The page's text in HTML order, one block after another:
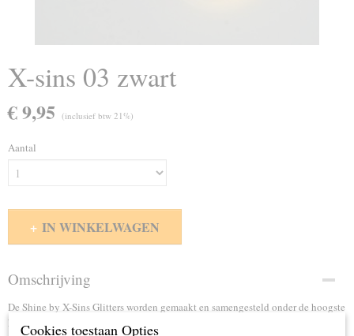
X-sins 03 zwart
€ 9,95 (inclusief btw 21%)
Aantal
IN WINKELWAGEN
Omschrijving
De Shine by X-Sins Glitters worden gemaakt en samengesteld onder de hoogste
kwaliteit eisen en materialen.
Cookies toestaan Opties